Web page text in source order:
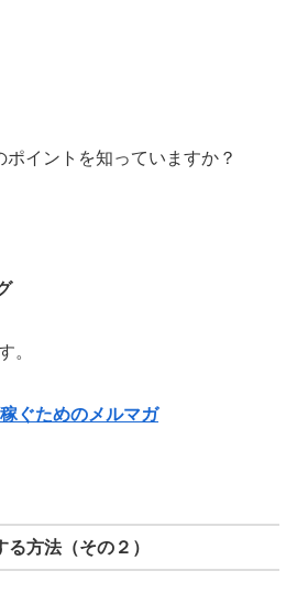
イントを知っていますか？
。
ぐためのメルマガ
方法（その２）